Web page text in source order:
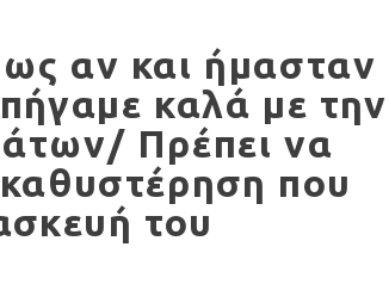
αν και ήμασταν
καλά με την
Πρέπει να
που
του